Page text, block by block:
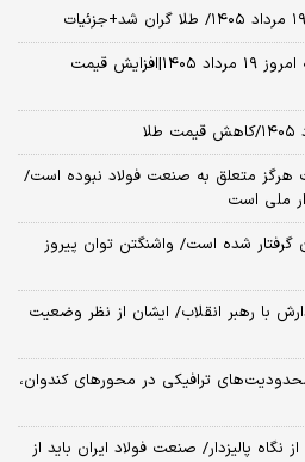
قیمت سکه، نیم سکه و ربع سکه امروز ۱۹ مرداد ۱۴۰۵|افزایش قیمت
هرگز متعلق به صنعت فولاد نبوده است/
ملی است
گرفتار شده است/ واشنگتن توان پیروز
با رهبر انقلاب/ ایشان از نظر وضعیت
ترافیکی در محورهای کندوان،
پالیزدار/ صنعت فولاد ایران باید از